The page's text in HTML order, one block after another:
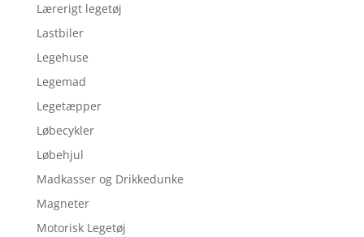
Lærerigt legetøj
Lastbiler
Legehuse
Legemad
Legetæpper
Løbecykler
Løbehjul
Madkasser og Drikkedunke
Magneter
Motorisk Legetøj